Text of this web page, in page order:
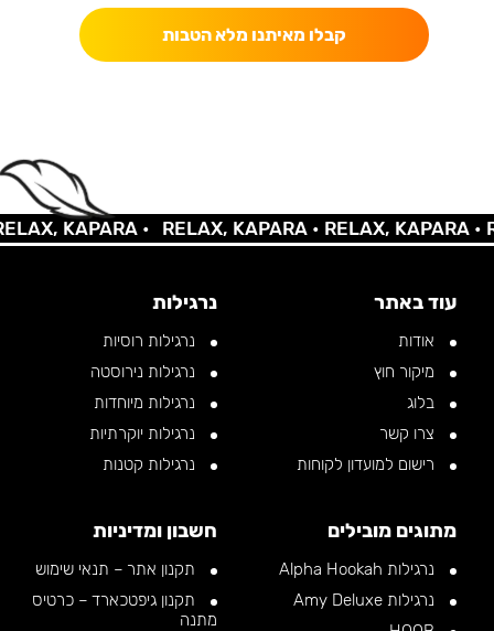
קבלו מאיתנו מלא הטבות
KAPARA • RELAX, KAPARA •RELAX, KAPARA •
עוד באתר
אודות
מיקור חוץ
בלוג
צרו קשר
רישום למועדון לקוחות
נרגילות
נרגילות רוסיות
נרגילות נירוסטה
נרגילות מיוחדות
נרגילות יוקרתיות
נרגילות קטנות
מתוגים מובילים
נרגילות Alpha Hookah
נרגילות Amy Deluxe
חשבון ומדיניות
תקנון אתר – תנאי שימוש
תקנון גיפטכארד – כרטיס
מתנה